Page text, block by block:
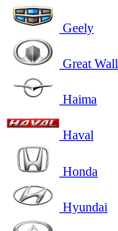
Geely
Great Wall
Haima
Haval
Honda
Hyundai